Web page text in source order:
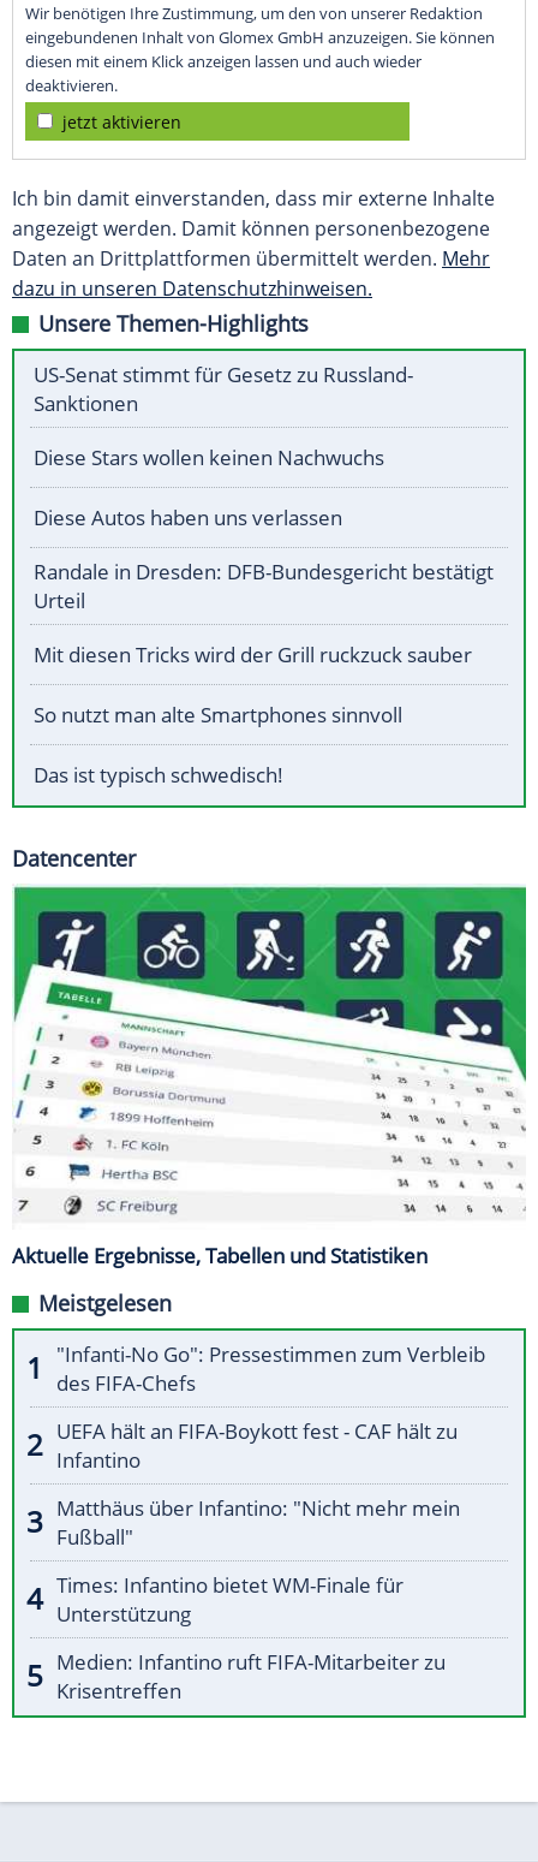
Wir benötigen Ihre Zustimmung, um den von unserer Redaktion
eingebundenen Inhalt von Glomex GmbH anzuzeigen. Sie können
diesen mit einem Klick anzeigen lassen und auch wieder
deaktivieren.
jetzt aktivieren
Ich bin damit einverstanden, dass mir externe Inhalte
angezeigt werden. Damit können personenbezogene
Daten an Drittplattformen übermittelt werden. Mehr
dazu in unseren Datenschutzhinweisen.
Unsere Themen-Highlights
US-Senat stimmt für Gesetz zu Russland-
Sanktionen
Diese Stars wollen keinen Nachwuchs
Diese Autos haben uns verlassen
Randale in Dresden: DFB-Bundesgericht bestätigt
Urteil
Mit diesen Tricks wird der Grill ruckzuck sauber
So nutzt man alte Smartphones sinnvoll
Das ist typisch schwedisch!
Datencenter
Aktuelle Ergebnisse, Tabellen und Statistiken
Meistgelesen
"Infanti-No Go": Pressestimmen zum Verbleib
des FIFA-Chefs
UEFA hält an FIFA-Boykott fest - CAF hält zu
Infantino
Matthäus über Infantino: "Nicht mehr mein
Fußball"
Times: Infantino bietet WM-Finale für
Unterstützung
Medien: Infantino ruft FIFA-Mitarbeiter zu
Krisentreffen